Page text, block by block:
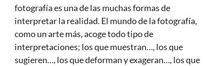
fotografía es una de las muchas formas de
interpretar la realidad. El mundo de la fotografía,
como un arte más, acoge todo tipo de
interpretaciones; los que muestran…, los que
sugieren…, los que deforman y exageran…, los que